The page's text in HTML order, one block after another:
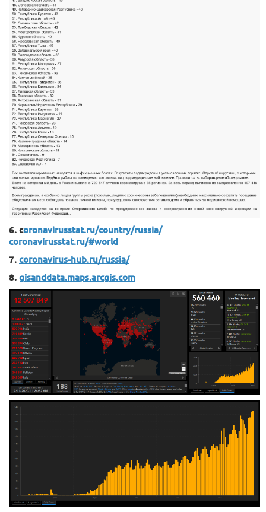
6. coronavirusstat.ru/country/russia/
coronavirusstat.ru/#world
7. coronavirus-hub.ru/russia/
8. gisanddata.maps.arcgis.com